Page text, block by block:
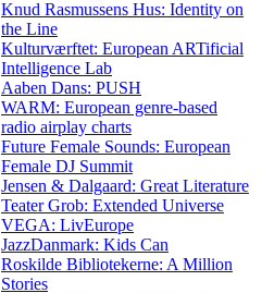
Knud Rasmussens Hus: Identity on
the Line
Kulturværftet: European ARTificial
Intelligence Lab
Aaben Dans: PUSH
WARM: European genre-based
radio airplay charts
Future Female Sounds: European
Female DJ Summit
Jensen & Dalgaard: Great Literature
Teater Grob: Extended Universe
VEGA: LivEurope
JazzDanmark: Kids Can
Roskilde Bibliotekerne: A Million
Stories